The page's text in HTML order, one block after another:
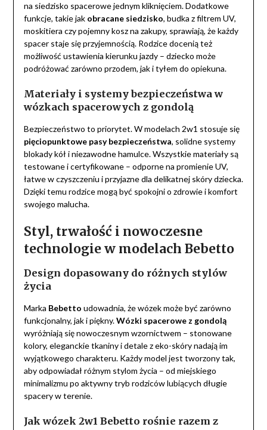
na siedzisko spacerowe jednym kliknięciem. Dodatkowe
funkcje, takie jak obracane siedzisko, budka z filtrem UV,
moskitiera czy pojemny kosz na zakupy, sprawiają, że każdy
spacer staje się przyjemnością. Rodzice docenią też
możliwość ustawienia kierunku jazdy – dziecko może
podróżować zarówno przodem, jak i tyłem do opiekuna.
Materiały i systemy bezpieczeństwa w
wózkach spacerowych z gondolą
Bezpieczeństwo to priorytet. W modelach 2w1 stosuje się
pięciopunktowe pasy bezpieczeństwa, solidne systemy
blokady kół i niezawodne hamulce. Wszystkie materiały są
testowane i certyfikowane – odporne na promienie UV,
łatwe w czyszczeniu i przyjazne dla delikatnej skóry dziecka.
Dzięki temu rodzice mogą być spokojni o zdrowie i komfort
swojego malucha.
Styl, trwałość i nowoczesne
technologie w modelach Bebetto
Design dopasowany do różnych stylów
życia
Marka Bebetto udowadnia, że wózek może być zarówno
funkcjonalny, jak i piękny.Wózki spacerowe z gondolą
wyróżniają się nowoczesnym wzornictwem – stonowane
kolory, eleganckie tkaniny i detale z eko-skóry nadają im
wyjątkowego charakteru. Każdy model jest tworzony tak,
aby odpowiadał różnym stylom życia – od miejskiego
minimalizmu po aktywny tryb rodziców lubiących długie
spacery w terenie.
Jak wózek 2w1 Bebetto rośnie razem z